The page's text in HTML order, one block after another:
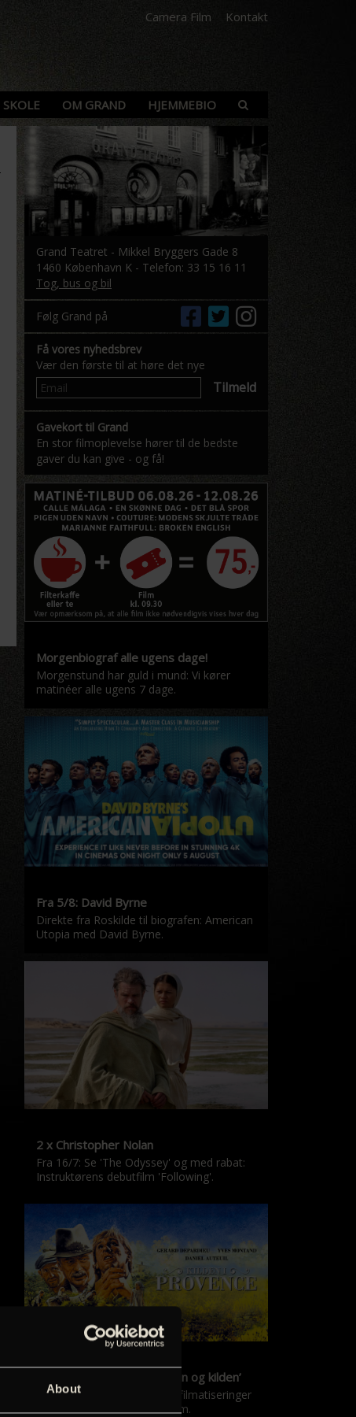
About
Camera Film Kontakt
SKOLE OM GRAND HJEMMEBIO
Grand Teatret - Mikkel Bryggers Gade 8
1460 København K - Telefon: 33 15 16 11
Tog, bus og bil
Følg Grand på
Få vores nyhedsbrev
Vær den første til at høre det nye
Tilmeld
Gavekort til Grand
En stor filmoplevelse hører til de bedste
gaver du kan give - og få!
Morgenbiograf alle ugens dage!
Morgenstund har guld i mund: Vi kører
matinéer alle ugens 7 dage.
Fra 5/8: David Byrne
Direkte fra Roskilde til biografen: American
Utopia med David Byrne.
2 x Christopher Nolan
Fra 16/7: Se 'The Odyssey' og med rabat:
Instruktørens debutfilm 'Following'.
‘Kilden i Provence’ & ‘Manon og kilden’
De klassiske Marcel Pagnol-filmatiseringer
er tilbage i nyrestaureret form.